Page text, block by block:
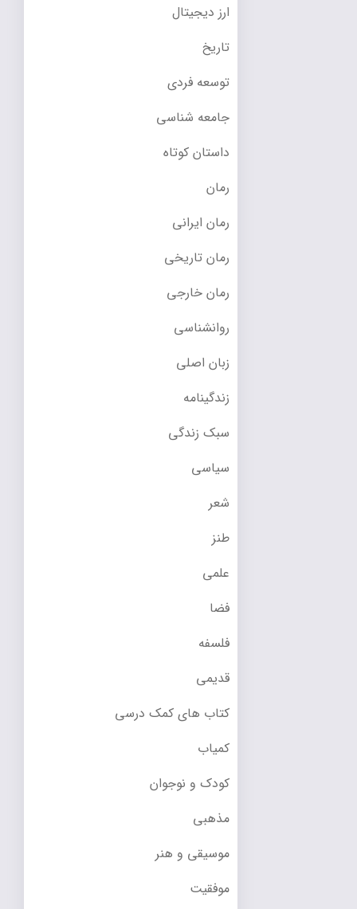
ارز دیجیتال
تاریخ
توسعه فردی
جامعه شناسی
داستان کوتاه
رمان
رمان ایرانی
رمان تاریخی
رمان خارجی
روانشناسی
زبان اصلی
زندگینامه
سبک زندگی
سیاسی
شعر
طنز
علمی
فضا
فلسفه
قدیمی
کتاب های کمک درسی
کمیاب
کودک و نوجوان
مذهبی
موسیقی و هنر
موفقیت